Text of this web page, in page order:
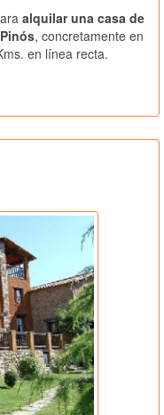
alquilar una casa de
, concretamente en
en línea recta.